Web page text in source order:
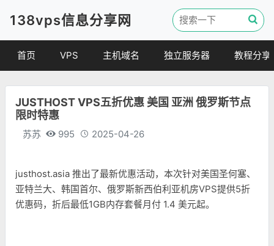
138vps信息分享网
首页 VPS
便宜VPS
VPS评测
主机域名
虚拟主机
独立服务器 教程分享
建站教程
JUSTHOST VPS五折优惠 美国 亚洲 俄罗斯节点
限时特惠
苏苏 995 2025-04-26
justhost.asia 推出了最新优惠活动，本次针对美国圣何塞、
亚特兰大、韩国首尔、俄罗斯新西伯利亚机房VPS提供5折
优惠码，折后最低1GB内存套餐月付 1.4 美元起。